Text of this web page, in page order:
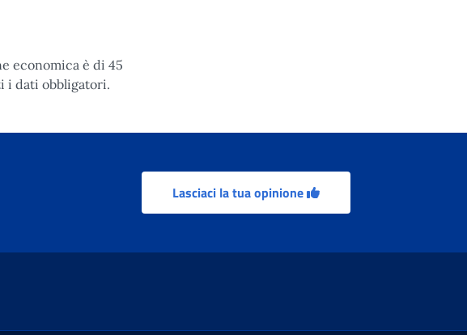
economica è di 45
i dati obbligatori.
Lasciaci la tua opinione